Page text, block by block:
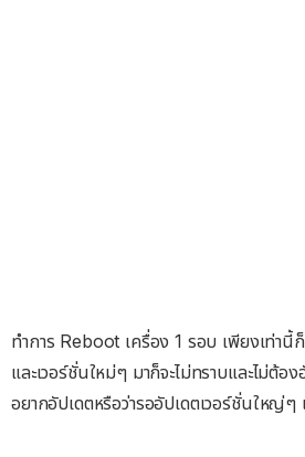
ทำการ Reboot เครื่อง 1 รอบ เพียงเท่านี้
และเวอร์ชั่นใหม่ๆ มาก็จะไม่ทราบและไม่ต้อ
อยากอัปเดตหรือว่ารออัปเดตเวอร์ชั่นใหญ่ๆ